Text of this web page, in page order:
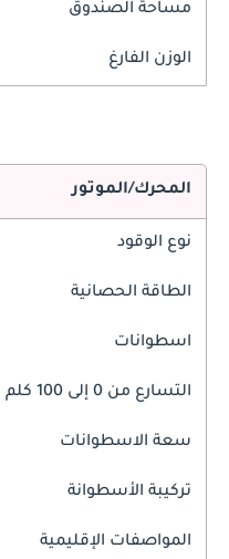
مساحة الصندوق
الوزن الفارغ
المحرك/الموتور
نوع الوقود
الطاقة الحصانية
اسطوانات
التسارع من 0 إلى 100 كلم بالساعة
سعة الاسطوانات
تركيبة الأسطوانة
المواصفات الإقليمية